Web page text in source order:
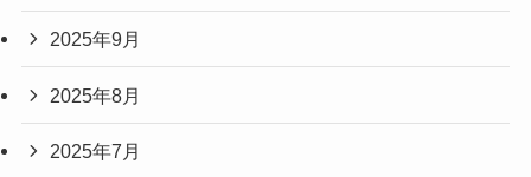
2025年9月
2025年8月
2025年7月